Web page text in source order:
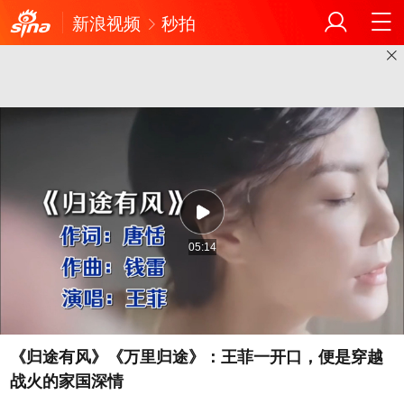
新浪视频 秒拍
05:14
《归途有风》《万里归途》：王菲一开口，便是穿越
战火的家国深情